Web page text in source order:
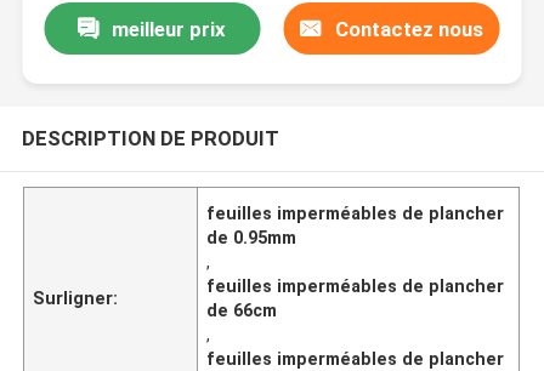
meilleur prix Contactez nous
DESCRIPTION DE PRODUIT
Surligner:
feuilles imperméables de plancher
de 0.95mm
,
feuilles imperméables de plancher
de 66cm
,
feuilles imperméables de plancher